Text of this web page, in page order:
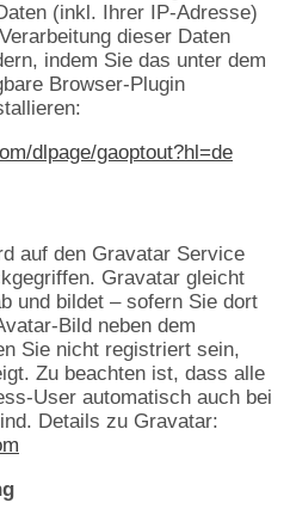
(inkl. Ihrer IP-Adresse)
dieser Daten
indem Sie das unter dem
Browser-Plugin
dlpage/gaoptout?hl=de
auf den Gravatar Service
Gravatar gleicht
und bildet – sofern Sie dort
Bild neben dem
Sie nicht registriert sein,
Zu beachten ist, dass alle
User automatisch auch bei
Details zu Gravatar: